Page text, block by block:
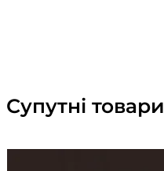
Супутні товари